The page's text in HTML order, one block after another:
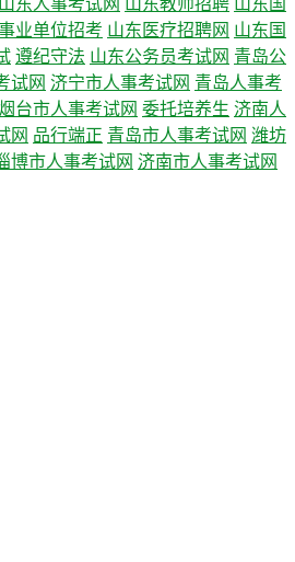
山东人事考试网 山东教师招聘 山东国
业单位招考 山东医疗招聘网 山东国
遵纪守法 山东公务员考试网 青岛公
试网 济宁市人事考试网 青岛人事考
台市人事考试网 委托培养生 济南人
网 品行端正 青岛市人事考试网 潍坊
博市人事考试网 济南市人事考试网